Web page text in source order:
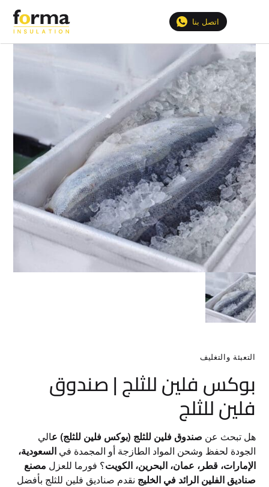
اتصل بنا
الصفحة الرئيسية > الحلول بوكس فلين للثلج | صندوق فلين للثلج
التعبئة والتغليف
بوكس فلين للثلج | صندوق
فلين للثلج
هل تبحث عن صندوق فلين للثلج (بوكس فلين للثلج) عالي
الجودة لحفظ وشحن المواد الطازجة أو المجمدة فيالسعودية،
الإمارات، قطر، عمان، البحرين، الكويت؟ فورما للعزل مصنع
صناديق الفلين الرائد في الخليج نقدم صناديق فلين للثلج بأفضل